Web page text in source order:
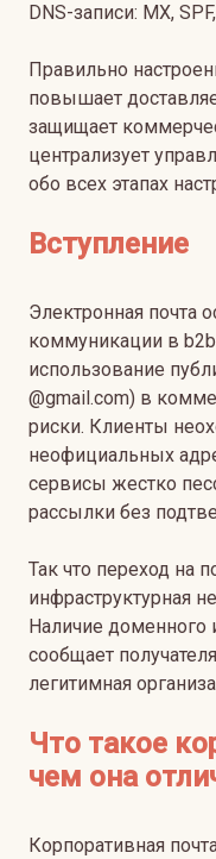
DNS-записи: MX,
Правильно
повышает
защищает
централизует
обо всех этапах
Вступление
Электронная почта
коммуникации в
использование
@gmail.com) в
риски. Клиенты
неофициальных
сервисы жестко
рассылки без
Так что переход на
инфраструктурная
Наличие доменного
сообщает
легитимная
Что такое
чем она
Корпоративная